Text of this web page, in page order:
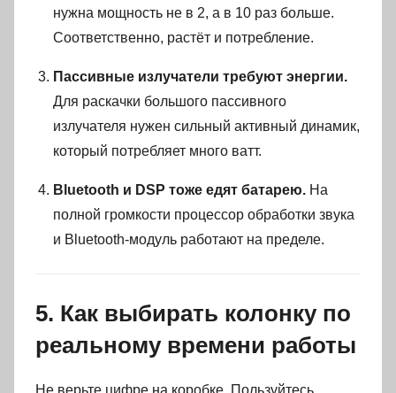
нужна мощность не в 2, а в 10 раз больше.
Соответственно, растёт и потребление.
Пассивные излучатели требуют энергии.
Для раскачки большого пассивного
излучателя нужен сильный активный динамик,
который потребляет много ватт.
Bluetooth и DSP тоже едят батарею. На
полной громкости процессор обработки звука
и Bluetooth-модуль работают на пределе.
5. Как выбирать колонку по
реальному времени работы
Не верьте цифре на коробке. Пользуйтесь